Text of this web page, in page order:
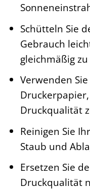
Schütteln Sie
Gebrauch
gleichmäßig
Verwenden
Druckqualität
Reinigen Sie
Staub und
Ersetzen Sie
Druckqualität